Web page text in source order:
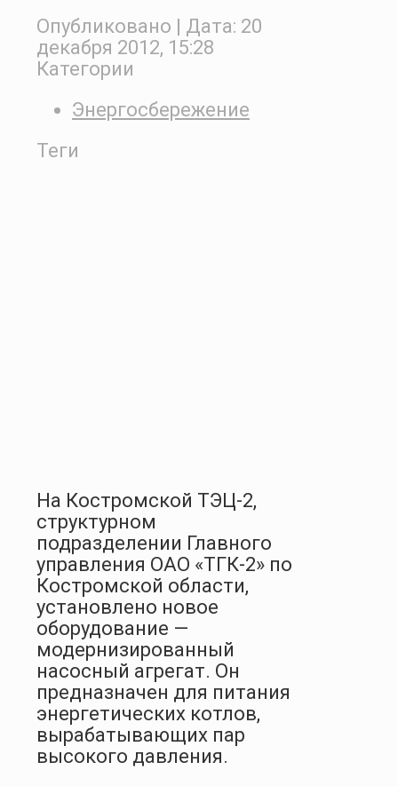
Опубликовано | Дата: 20
декабря 2012, 15:28
Категории
Энергосбережение
Теги
На Костромской ТЭЦ-2,
структурном
подразделении Главного
управления ОАО «ТГК-2» по
Костромской области,
установлено новое
оборудование —
модернизированный
насосный агрегат. Он
предназначен для питания
энергетических котлов,
вырабатывающих пар
высокого давления.